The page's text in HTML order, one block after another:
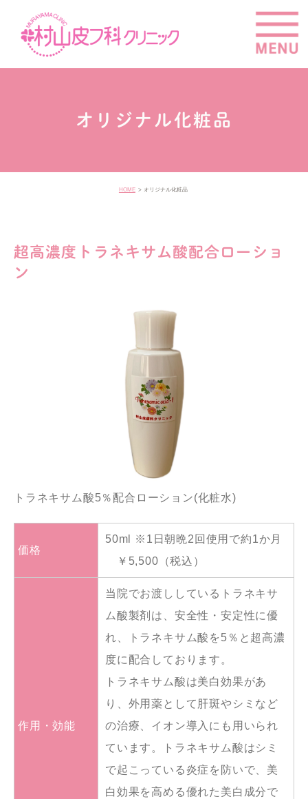
オリジナル化粧品
HOME オリジナル化粧品
超高濃度トラネキサム酸配合ローショ
ン
トラネキサム酸5％配合ローション(化粧水)
価格
50ml ※1日朝晩2回使用で約1か月
￥5,500（税込）
作用・効能
当院でお渡ししているトラネキサ
ム酸製剤は、安全性・安定性に優
れ、トラネキサム酸を5％と超高濃
度に配合しております。
トラネキサム酸は美白効果があ
り、外用薬として肝斑やシミなど
の治療、イオン導入にも用いられ
ています。トラネキサム酸はシミ
で起こっている炎症を防いで、美
白効果を高める優れた美白成分で